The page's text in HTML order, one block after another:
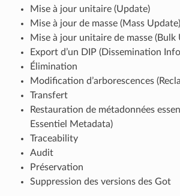
Mise à jour unitaire (Update)
Mise à jour de masse (Mass Update)
Mise à jour unitaire de masse (Bulk
Export d’un DIP (Dissemination
Élimination
Modification d’arborescences
Transfert
Restauration de métadonnées
Essentiel Metadata)
Traceability
Audit
Préservation
Suppression des versions des Got